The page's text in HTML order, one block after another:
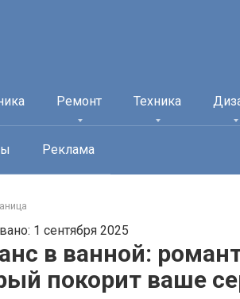
Ремонт Техника
Реклама
1 сентября 2025
в ванной:
покорит ваше